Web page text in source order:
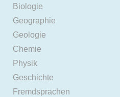
Biologie
Geographie
Geologie
Chemie
Physik
Geschichte
Fremdsprachen